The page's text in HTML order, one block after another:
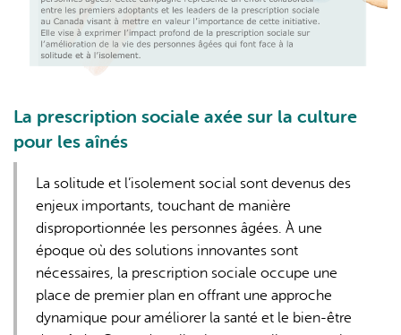
vérifier toute réponse.
La prescription sociale axée sur la culture
pour les aînés
La solitude et l’isolement social sont devenus des
enjeux importants, touchant de manière
disproportionnée les personnes âgées. À une
époque où des solutions innovantes sont
nécessaires, la prescription sociale occupe une
place de premier plan en offrant une approche
dynamique pour améliorer la santé et le bien-être